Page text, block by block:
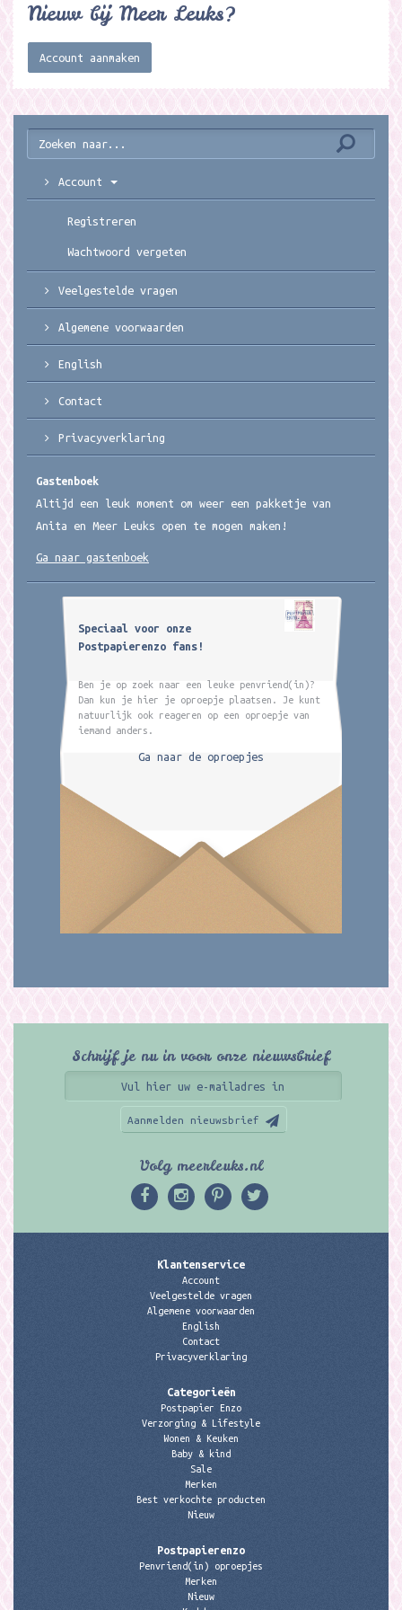
Nieuw bij Meer Leuks?
Account aanmaken
Account
Registreren
Wachtwoord vergeten
Veelgestelde vragen
Algemene voorwaarden
English
Contact
Privacyverklaring
Gastenboek
Altijd een leuk moment om weer een pakketje van
Anita en Meer Leuks open te mogen maken!
Ga naar gastenboek
Speciaal voor onze
Postpapierenzo fans!
Ben je op zoek naar een leuke penvriend(in)?
Dan kun je hier je oproepje plaatsen. Je kunt
natuurlijk ook reageren op een oproepje van
iemand anders.
Ga naar de oproepjes
Schrijf je nu in voor onze nieuwsbrief
Aanmelden nieuwsbrief
Volg meerleuks.nl
Klantenservice
Account
Veelgestelde vragen
Algemene voorwaarden
English
Contact
Privacyverklaring
Categorieën
Postpapier Enzo
Verzorging & Lifestyle
Wonen & Keuken
Baby & kind
Sale
Merken
Best verkochte producten
Nieuw
Postpapierenzo
Penvriend(in) oproepjes
Merken
Nieuw